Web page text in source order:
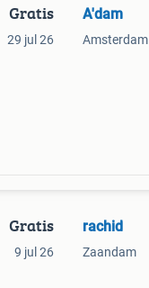
Gratis
29 jul 26
A'dam
Amsterdam
Gratis
9 jul 26
rachid
Zaandam